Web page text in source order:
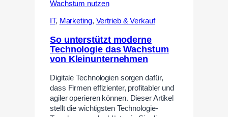
IT, Marketing, Vertrieb & Verkauf
So unterstützt moderne
Technologie das Wachstum
von Kleinunternehmen
Digitale Technologien sorgen dafür,
dass Firmen effizienter, profitabler und
agiler operieren können. Dieser Artikel
stellt die wichtigsten Technologie-